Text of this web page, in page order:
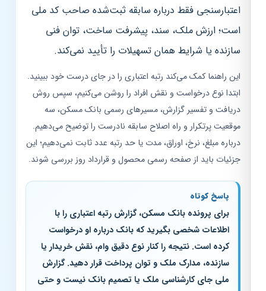
اعتبارسنجی فقط درباره سابقه ثبت‌شده صاحب کد ملی
است؛ ارزش ملک، سند، پیشرفت ساخت، توان فنی
سازنده یا شرایط همان تسهیلات را تأیید نمی‌کند.
این راهنما کمک می‌کند رتبه اعتباری را در جای درست خود ببینید.
ابتدا نوع درخواست و نقش افراد را روشن می‌کنیم، سپس روش
دریافت و تفسیر گزارش، مسیرهای رسمی بانک مسکن، سه
موقعیت پرتکرار و راه اصلاح سابقه نادرست را توضیح می‌دهیم.
درباره مبلغ، نرخ، اوراق، مدت یا حد رتبه عدد ثابت نمی‌دهیم؛ این
جزئیات باید از صفحه رسمی محصول و قرارداد روز بررسی شوند.
پاسخ کوتاه
برای پرونده بانک مسکن، گزارش رتبه اعتباری را با
اطلاعات شخصی بگیرید که بانک درباره او درخواست
کرده است. نتیجه را کنار نوع دقیق وام، نقش خریدار یا
سازنده، مدارک ملک و توان پرداخت قرار دهید. گزارش
ملی جای کارشناسی ملک یا تصمیم بانک نیست و حتی